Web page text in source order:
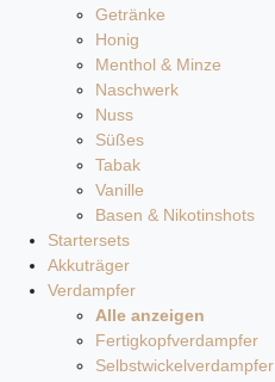
Getränke
Honig
Menthol & Minze
Naschwerk
Nuss
Süßes
Tabak
Vanille
Basen & Nikotinshots
Startersets
Akkuträger
Verdampfer
Alle anzeigen
Fertigkopfverdampfer
Selbstwickelverdampfer